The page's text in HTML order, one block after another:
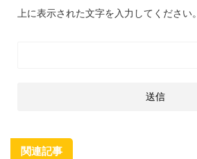
上に表示された文字を入力してください。
関連記事